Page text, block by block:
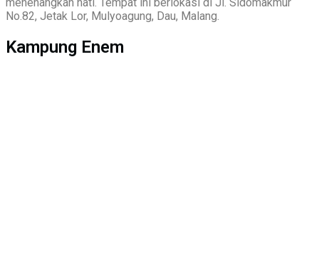
No.82, Jetak Lor, Mulyoagung, Dau, Malang.
Kampung Enem